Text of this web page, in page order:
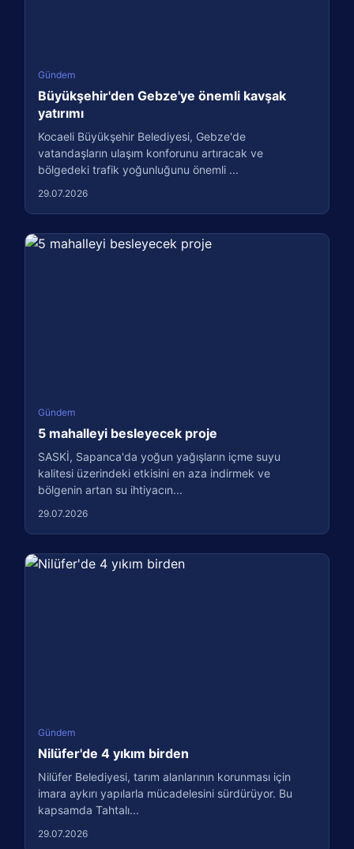
Gündem
Büyükşehir'den Gebze'ye önemli kavşak
yatırımı
Kocaeli Büyükşehir Belediyesi, Gebze'de
vatandaşların ulaşım konforunu artıracak ve
bölgedeki trafik yoğunluğunu önemli ...
29.07.2026
Gündem
5 mahalleyi besleyecek proje
SASKİ, Sapanca'da yoğun yağışların içme suyu
kalitesi üzerindeki etkisini en aza indirmek ve
bölgenin artan su ihtiyacın...
29.07.2026
Gündem
Nilüfer'de 4 yıkım birden
Nilüfer Belediyesi, tarım alanlarının korunması için
imara aykırı yapılarla mücadelesini sürdürüyor. Bu
kapsamda Tahtalı...
29.07.2026